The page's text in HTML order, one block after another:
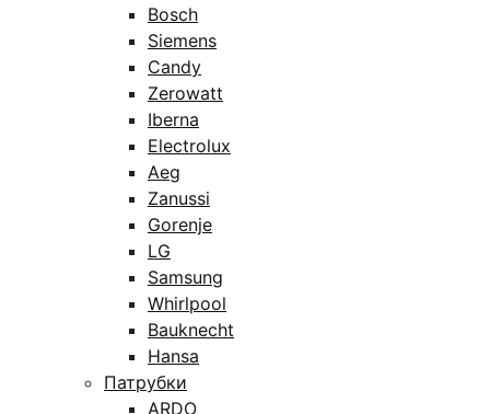
Bosch
Siemens
Candy
Zerowatt
Iberna
Electrolux
Aeg
Zanussi
Gorenje
LG
Samsung
Whirlpool
Bauknecht
Hansa
Патрубки
ARDO